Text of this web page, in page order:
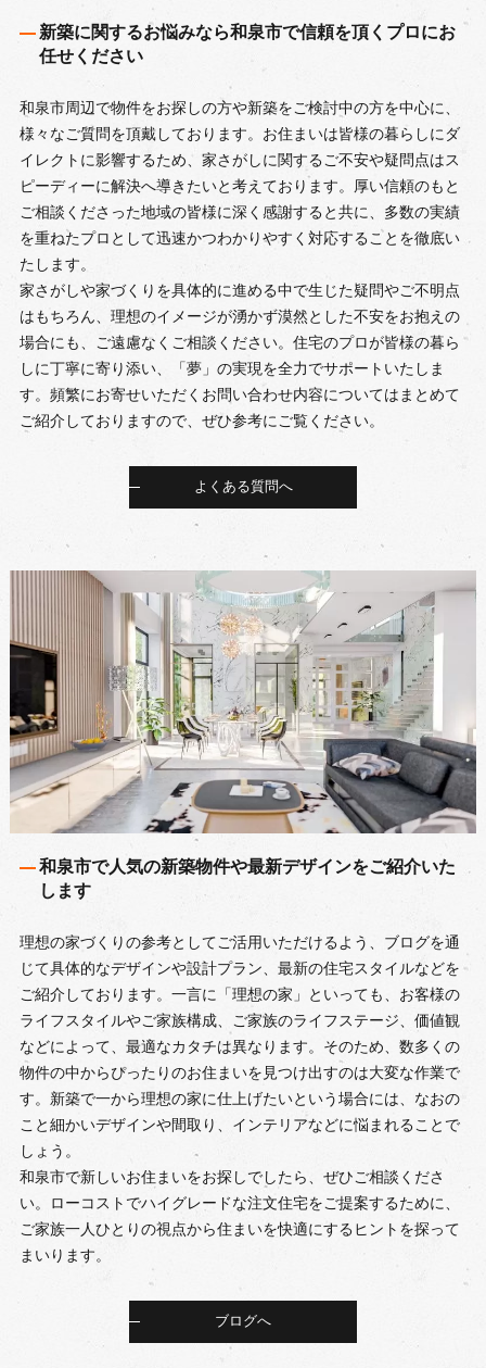
新築に関するお悩みなら和泉市で信頼を頂くプロにお
任せください
和泉市周辺で物件をお探しの方や新築をご検討中の方を中心に、
様々なご質問を頂戴しております。お住まいは皆様の暮らしにダ
イレクトに影響するため、家さがしに関するご不安や疑問点はス
ピーディーに解決へ導きたいと考えております。厚い信頼のもと
ご相談くださった地域の皆様に深く感謝すると共に、多数の実績
を重ねたプロとして迅速かつわかりやすく対応することを徹底い
たします。
家さがしや家づくりを具体的に進める中で生じた疑問やご不明点
はもちろん、理想のイメージが湧かず漠然とした不安をお抱えの
場合にも、ご遠慮なくご相談ください。住宅のプロが皆様の暮ら
しに丁寧に寄り添い、「夢」の実現を全力でサポートいたしま
す。頻繁にお寄せいただくお問い合わせ内容についてはまとめて
ご紹介しておりますので、ぜひ参考にご覧ください。
よくある質問へ
和泉市で人気の新築物件や最新デザインをご紹介いた
します
理想の家づくりの参考としてご活用いただけるよう、ブログを通
じて具体的なデザインや設計プラン、最新の住宅スタイルなどを
ご紹介しております。一言に「理想の家」といっても、お客様の
ライフスタイルやご家族構成、ご家族のライフステージ、価値観
などによって、最適なカタチは異なります。そのため、数多くの
物件の中からぴったりのお住まいを見つけ出すのは大変な作業で
す。新築で一から理想の家に仕上げたいという場合には、なおの
こと細かいデザインや間取り、インテリアなどに悩まれることで
しょう。
和泉市で新しいお住まいをお探しでしたら、ぜひご相談くださ
い。ローコストでハイグレードな注文住宅をご提案するために、
ご家族一人ひとりの視点から住まいを快適にするヒントを探って
まいります。
ブログへ